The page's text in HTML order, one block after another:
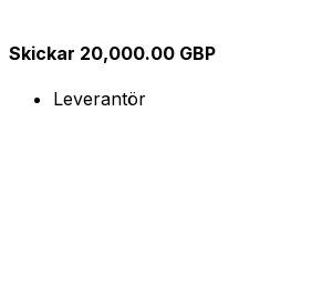
Skickar 20,000.00 GBP
Leverantör